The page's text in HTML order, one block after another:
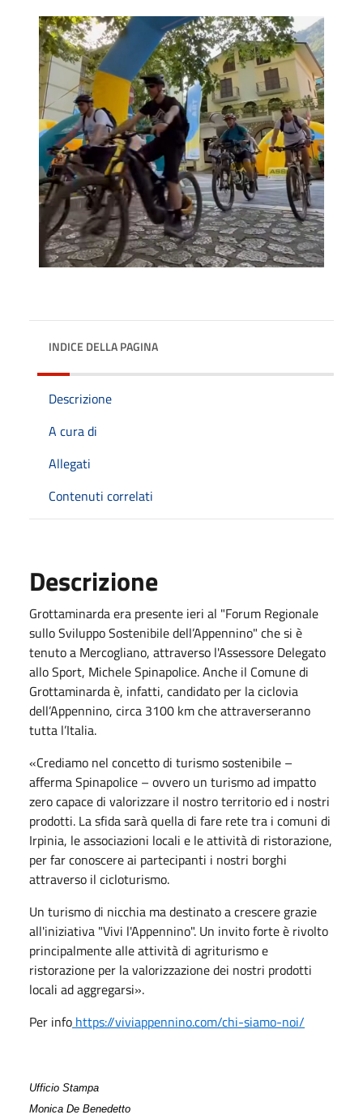
INDICE DELLA PAGINA
Descrizione
A cura di
Allegati
Contenuti correlati
Descrizione
Grottaminarda era presente ieri al "Forum Regionale
sullo Sviluppo Sostenibile dell’Appennino" che si è
tenuto a Mercogliano, attraverso l'Assessore Delegato
allo Sport, Michele Spinapolice. Anche il Comune di
Grottaminarda è, infatti, candidato per la ciclovia
dell’Appennino, circa 3100 km che attraverseranno
tutta l’Italia.
«Crediamo nel concetto di turismo sostenibile –
afferma Spinapolice – ovvero un turismo ad impatto
zero capace di valorizzare il nostro territorio ed i nostri
prodotti. La sfida sarà quella di fare rete tra i comuni di
Irpinia, le associazioni locali e le attività di ristorazione,
per far conoscere ai partecipanti i nostri borghi
attraverso il cicloturismo.
Un turismo di nicchia ma destinato a crescere grazie
all'iniziativa "Vivi l'Appennino". Un invito forte è rivolto
principalmente alle attività di agriturismo e
ristorazione per la valorizzazione dei nostri prodotti
locali ad aggregarsi».
Per info https://viviappennino.com/chi-siamo-noi/
Ufficio Stampa
Monica De Benedetto